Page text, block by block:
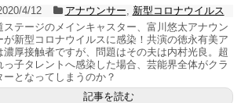
4/12 アナウンサー
新型コロナウイルス
ステージのメインキャスター、富川悠太アナウン
が新型コロナウイルスに感染！共演の徳永有美ア
濃厚接触者ですが、問題はその夫は内村光良。超
っ子タレントへ感染した場合、芸能界全体がクラ
ーとなってしまうのか？
記事を読む